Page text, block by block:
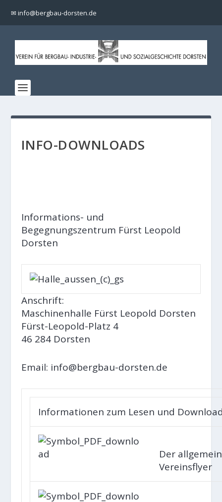
✉ info@bergbau-dorsten.de
INFO-DOWNLOADS
Informations- und
Begegnungszentrum Fürst Leopold
Dorsten
Anschrift:
Maschinenhalle Fürst Leopold Dorsten
Fürst-Leopold-Platz 4
46 284 Dorsten
Email: info@bergbau-dorsten.de
Informationen zum Lesen und
Der
Vereinsflyer